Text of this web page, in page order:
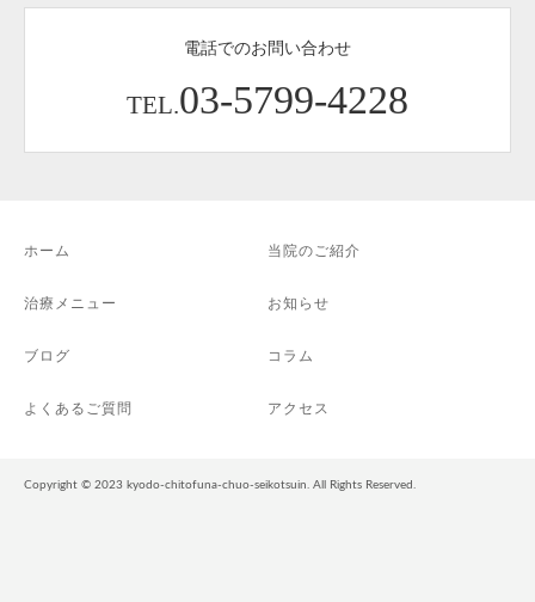
電話でのお問い合わせ
TEL.03-5799-4228
ホーム 当院のご紹介
治療メニュー お知らせ
ブログ コラム
よくあるご質問 アクセス
Copyright © 2023 kyodo-chitofuna-chuo-seikotsuin. All Rights Reserved.